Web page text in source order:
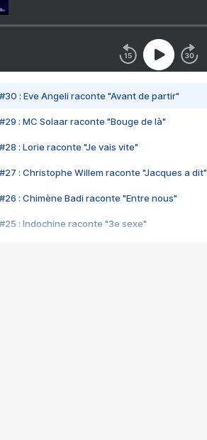
#30 : Eve Angeli raconte "Avant de partir"
#29 : MC Solaar raconte "Bouge de là"
#28 : Lorie raconte "Je vais vite"
#27 : Christophe Willem raconte "Jacques a dit"
#26 : Chimène Badi raconte "Entre nous"
#25 : Indochine raconte "3e sexe"